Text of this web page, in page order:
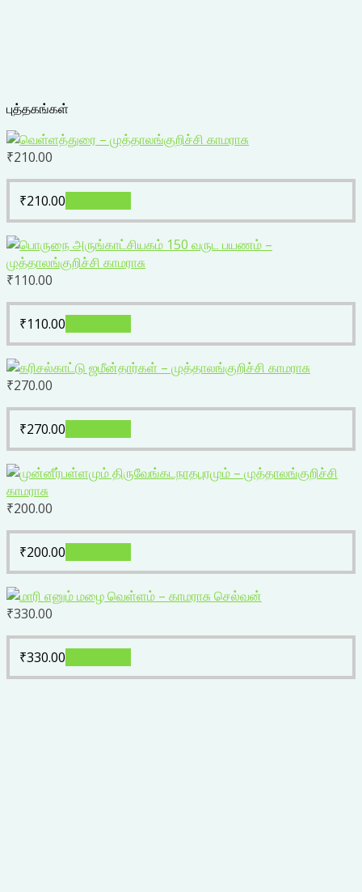
புத்தகங்கள்
₹210.00
₹210.00
₹110.00
₹110.00
₹270.00
₹270.00
₹200.00
₹200.00
₹330.00
₹330.00